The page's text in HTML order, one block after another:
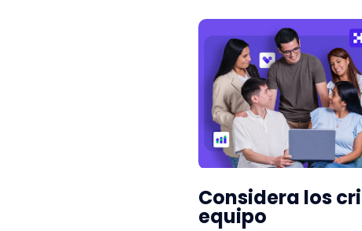
Considera los
equipo